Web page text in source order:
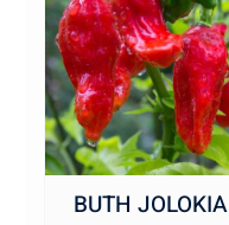
BUTH JOLOKIA